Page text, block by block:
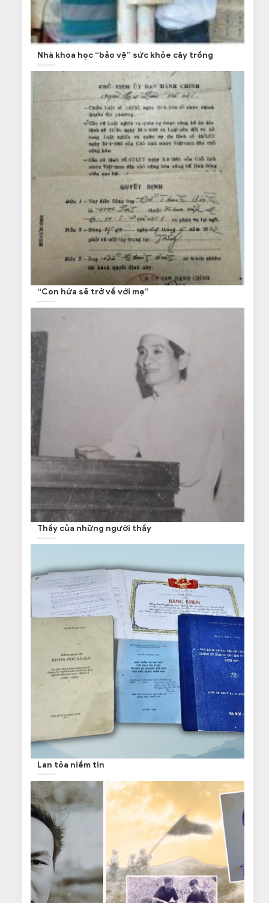
Nhà khoa học “bảo vệ” sức khỏe cây trồng
“Con hứa sẽ trở về với mẹ”
Thầy của những người thầy
Lan tỏa niềm tin